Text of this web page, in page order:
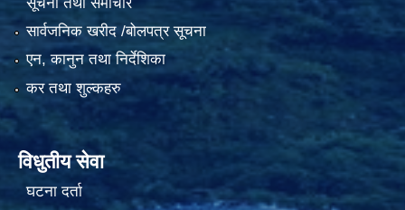
सार्वजनिक खरीद /बोलपत्र सूचना
एन, कानुन तथा निर्देशिका
कर तथा शुल्कहरु
विधुतीय सेवा
घटना दर्ता